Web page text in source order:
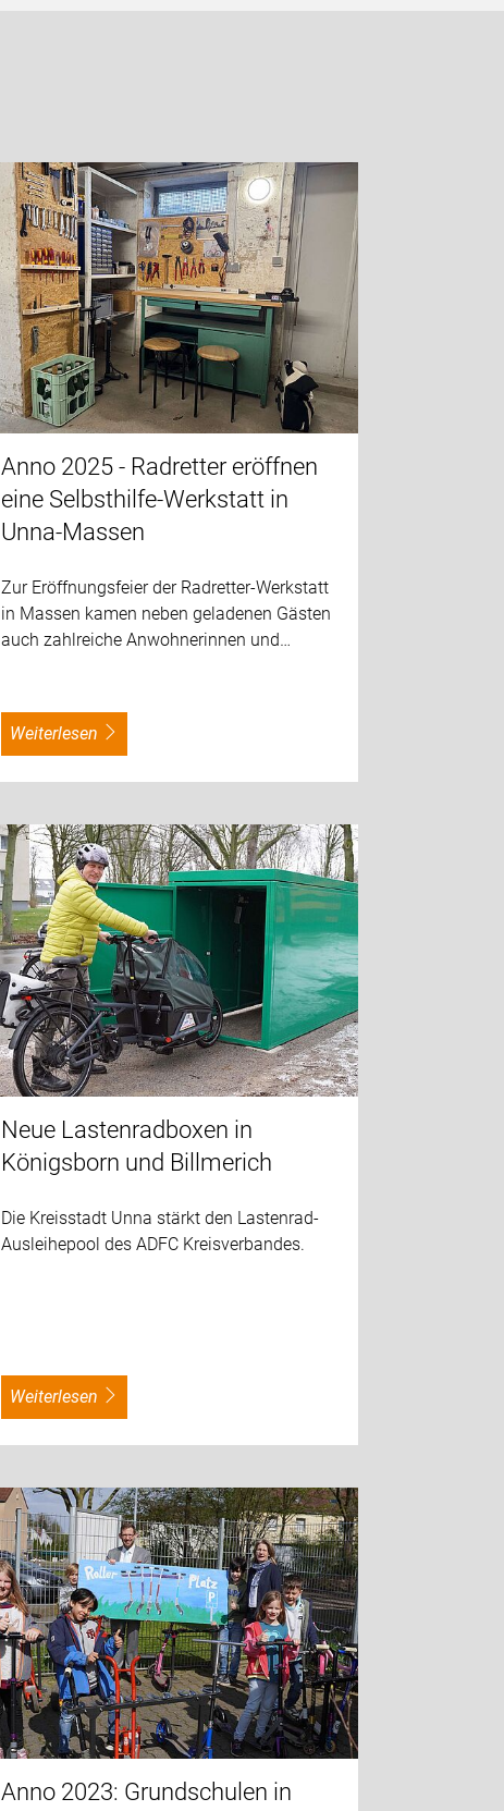
Anno 2025 - Radretter eröffnen
eine Selbsthilfe-Werkstatt in
Unna-Massen
Zur Eröffnungsfeier der Radretter-Werkstatt
in Massen kamen neben geladenen Gästen
auch zahlreiche Anwohnerinnen und…
weiterlesen
Neue Lastenradboxen in
Königsborn und Billmerich
Die Kreisstadt Unna stärkt den Lastenrad-
Ausleihepool des ADFC Kreisverbandes.
weiterlesen
Anno 2023: Grundschulen in